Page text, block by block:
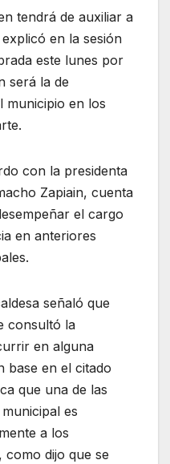
tendrá de auxiliar a
en la sesión
este lunes por
será la de
municipio en los
con la presidenta
Zapiain, cuenta
el cargo
en anteriores
señaló que
consultó la
en alguna
base en el citado
que una de las
es
a los
dijo que se